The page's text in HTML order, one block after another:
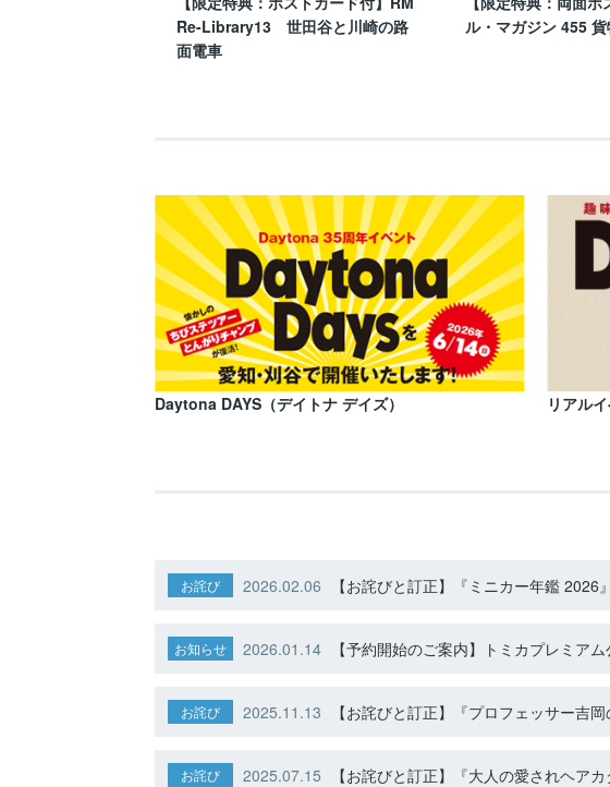
Re-Library13 世田谷と川崎の路
面電車
ル・マガジン 455
Daytona DAYS（デイトナ デイズ） リアル
お詫び 2026.02.06 【お詫びと訂正】『ミニカー年鑑 2026』
お知らせ 2026.01.14 【予約開始のご案内】トミカプレミア
お詫び 2025.11.13 【お詫びと訂正】『プロフェッサー吉
お詫び 2025.07.15 【お詫びと訂正】『大人の愛されヘアカ